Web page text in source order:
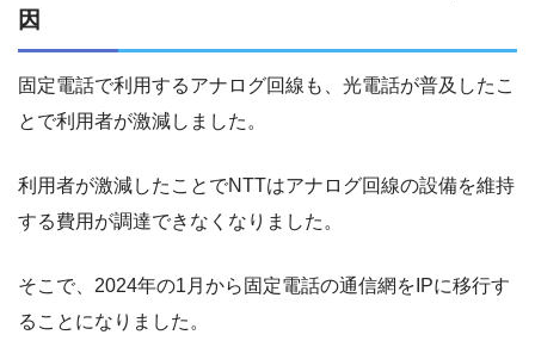
因
固定電話で利用するアナログ回線も、光電話が普及したこ
とで利用者が激減しました。
利用者が激減したことでNTTはアナログ回線の設備を維持
する費用が調達できなくなりました。
そこで、2024年の1月から固定電話の通信網をIPに移行す
ることになりました。